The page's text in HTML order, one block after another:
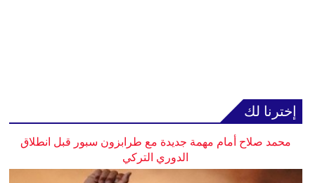
إخترنا لك
محمد صلاح أمام مهمة جديدة مع طرابزون سبور قبل انطلاق
الدوري التركي